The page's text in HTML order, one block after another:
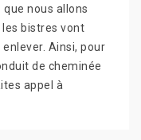
nous allons
bistres vont
Ainsi, pour
de cheminée
appel à